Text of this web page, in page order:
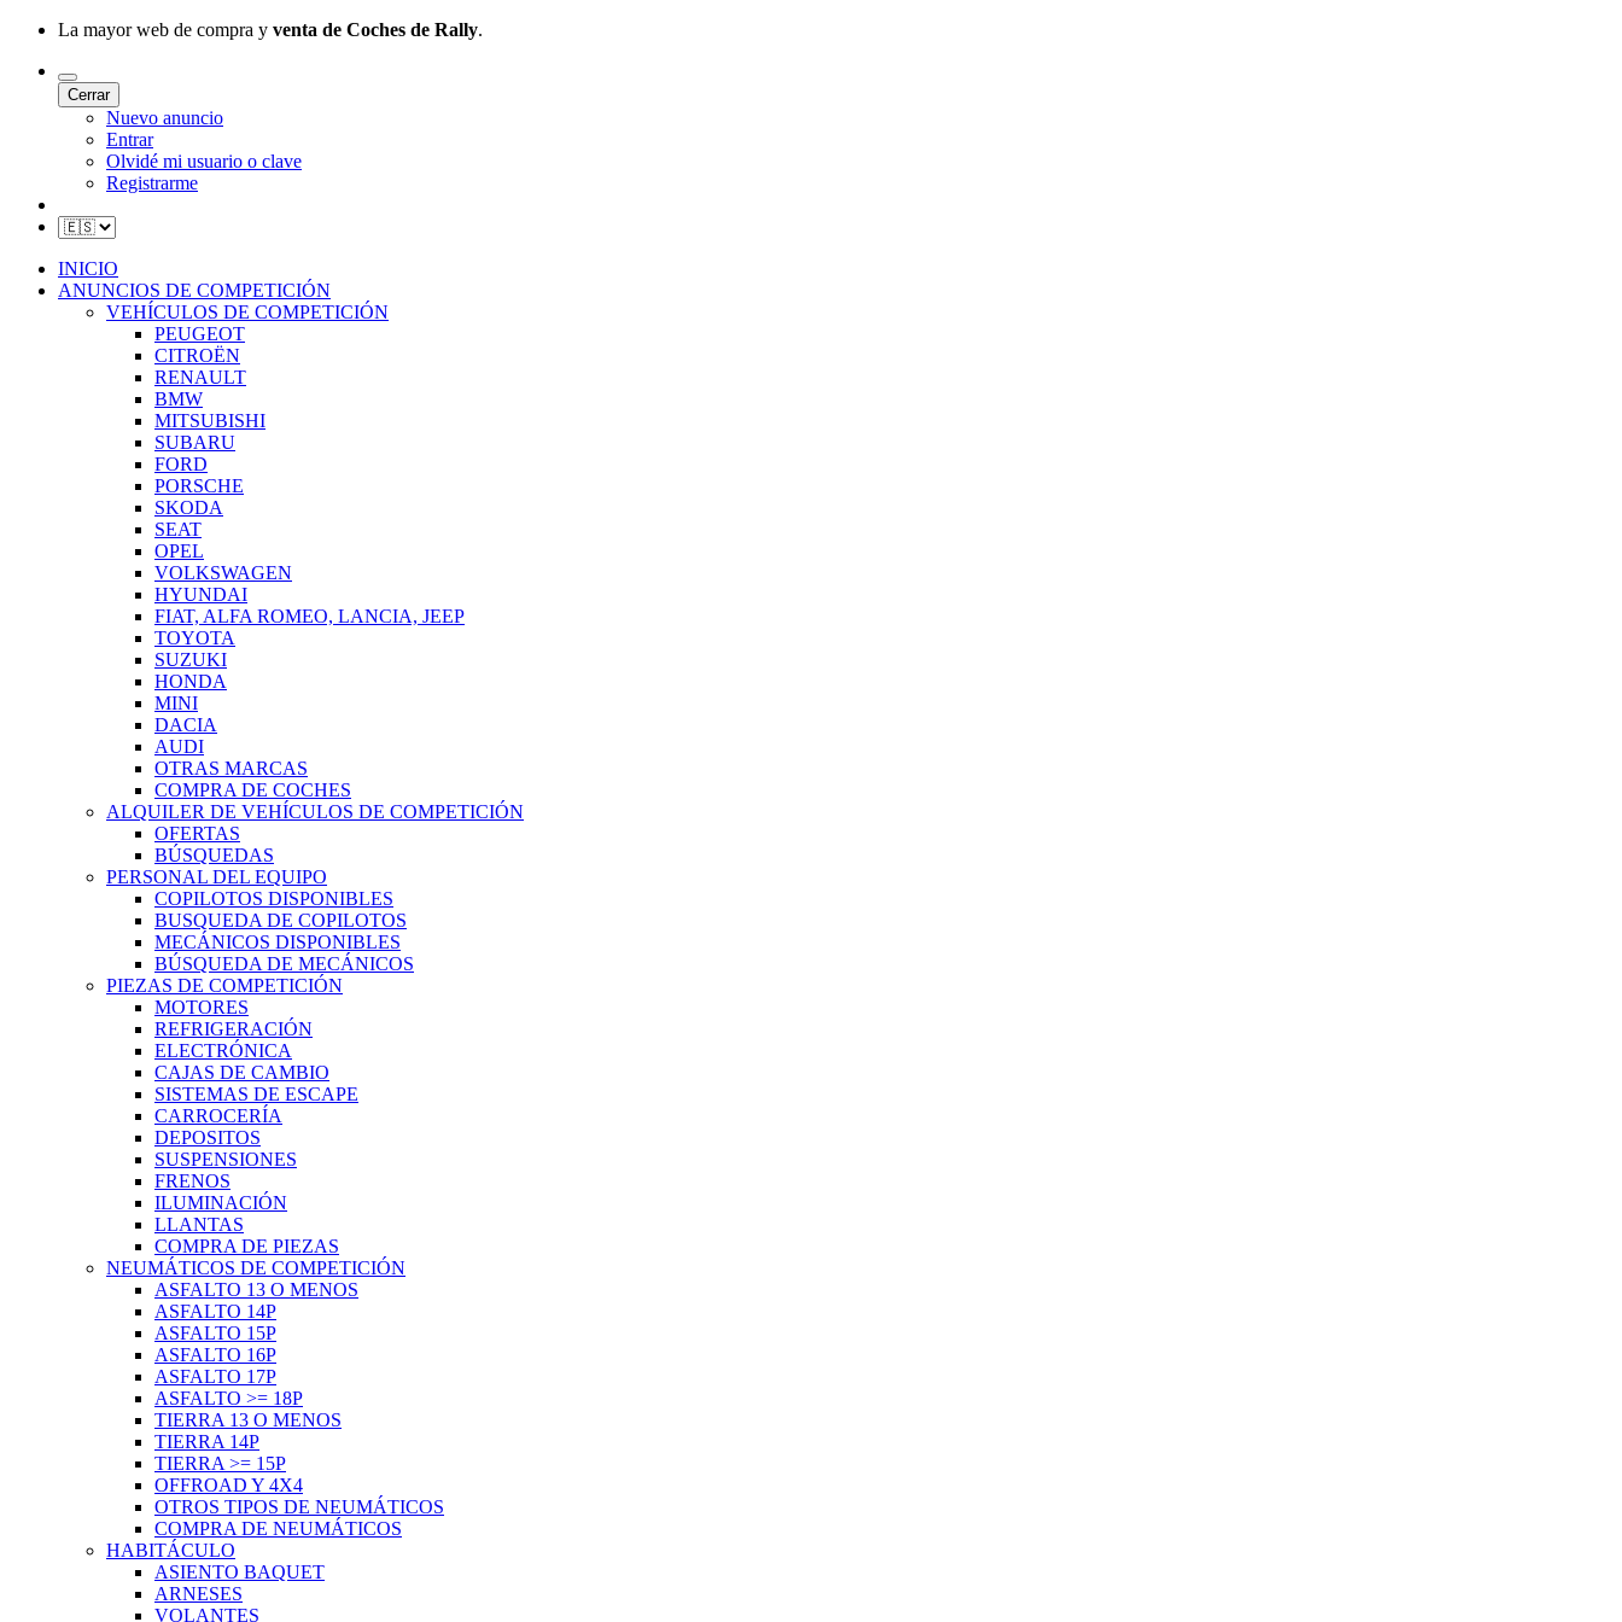
La mayor web de compra y venta de Coches de Rally.
Cerrar
Nuevo anuncio
Entrar
Olvidé mi usuario o clave
Registrarme
INICIO
ANUNCIOS DE COMPETICIÓN
VEHÍCULOS DE COMPETICIÓN
PEUGEOT
CITROËN
RENAULT
BMW
MITSUBISHI
SUBARU
FORD
PORSCHE
SKODA
SEAT
OPEL
VOLKSWAGEN
HYUNDAI
FIAT, ALFA ROMEO, LANCIA, JEEP
TOYOTA
SUZUKI
HONDA
MINI
DACIA
AUDI
OTRAS MARCAS
COMPRA DE COCHES
ALQUILER DE VEHÍCULOS DE COMPETICIÓN
OFERTAS
BÚSQUEDAS
PERSONAL DEL EQUIPO
COPILOTOS DISPONIBLES
BUSQUEDA DE COPILOTOS
MECÁNICOS DISPONIBLES
BÚSQUEDA DE MECÁNICOS
PIEZAS DE COMPETICIÓN
MOTORES
REFRIGERACIÓN
ELECTRÓNICA
CAJAS DE CAMBIO
SISTEMAS DE ESCAPE
CARROCERÍA
DEPOSITOS
SUSPENSIONES
FRENOS
ILUMINACIÓN
LLANTAS
COMPRA DE PIEZAS
NEUMÁTICOS DE COMPETICIÓN
ASFALTO 13 O MENOS
ASFALTO 14P
ASFALTO 15P
ASFALTO 16P
ASFALTO 17P
ASFALTO >= 18P
TIERRA 13 O MENOS
TIERRA 14P
TIERRA >= 15P
OFFROAD Y 4X4
OTROS TIPOS DE NEUMÁTICOS
COMPRA DE NEUMÁTICOS
HABITÁCULO
ASIENTO BAQUET
ARNESES
VOLANTES